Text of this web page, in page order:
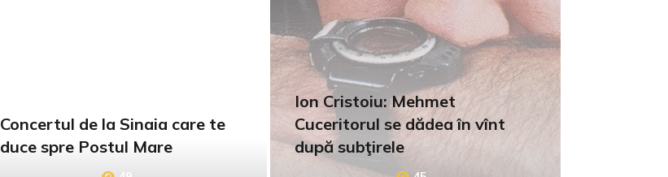
Concertul de la Sinaia care te
duce spre Postul Mare
Ion Cristoiu: Mehmet
Cuceritorul se dădea în vînt
după subţirele